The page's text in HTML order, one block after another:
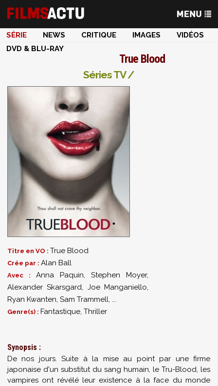
SÉRIE NEWS CRITIQUE IMAGES
VIDÉOS
DVD & BLU-RAY
True Blood
Séries TV /
Titre en VO : True Blood
Crée par : Alan Ball
Avec : Anna Paquin, Stephen Moyer,
Alexander Skarsgard, Joe Manganiello,
Ryan Kwanten, Sam Trammell, ...
Genre(s) : Fantastique, Thriller
Synopsis :
De nos jours. Suite à la mise au point par une firme
japonaise d'un substitut du sang humain, le Tru-Blood, les
vampires ont révélé leur existence à la face du monde